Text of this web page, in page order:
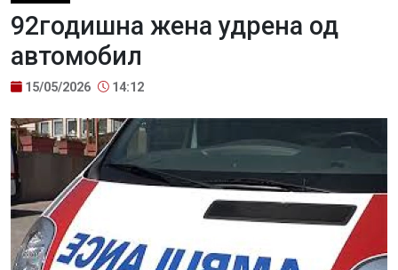
92годишна жена удрена од
автомобил
15/05/2026 14:12